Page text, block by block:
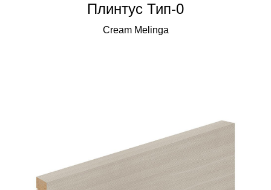
Плинтус Тип-0
Cream Melinga